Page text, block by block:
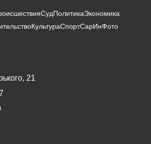
СудПолитикаЭкономика
КультураСпортСарИнФото
21